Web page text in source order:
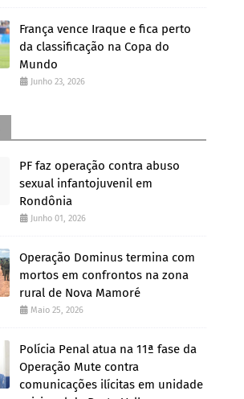
França vence Iraque e fica perto
da classificação na Copa do
Mundo
Junho 23, 2026
PF faz operação contra abuso
sexual infantojuvenil em
Rondônia
Junho 01, 2026
Operação Dominus termina com
mortos em confrontos na zona
rural de Nova Mamoré
Maio 25, 2026
Polícia Penal atua na 11ª fase da
Operação Mute contra
comunicações ilícitas em unidade